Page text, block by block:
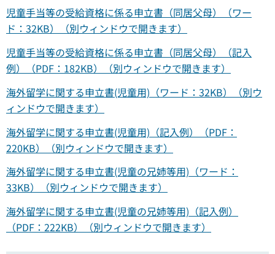
児童手当等の受給資格に係る申立書（同居父母）（ワー
ド：32KB）（別ウィンドウで開きます）
児童手当等の受給資格に係る申立書（同居父母）（記入
例）（PDF：182KB）（別ウィンドウで開きます）
海外留学に関する申立書(児童用)（ワード：32KB）（別ウ
ィンドウで開きます）
海外留学に関する申立書(児童用)（記入例）（PDF：
220KB）（別ウィンドウで開きます）
海外留学に関する申立書(児童の兄姉等用)（ワード：
33KB）（別ウィンドウで開きます）
海外留学に関する申立書(児童の兄姉等用)（記入例）
（PDF：222KB）（別ウィンドウで開きます）